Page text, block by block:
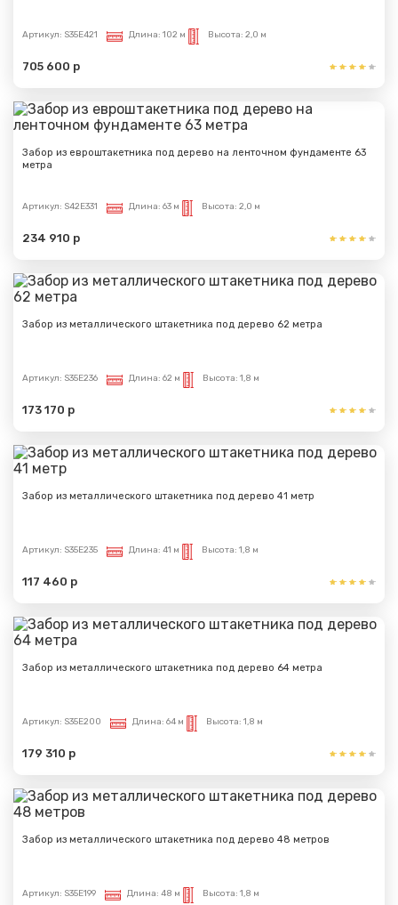
Артикул: S35E421 Длина: 102 м Высота: 2,0 м
705 600 р
Забор из евроштакетника под дерево на ленточном фундаменте 63
метра
Артикул: S42E331 Длина: 63 м Высота: 2,0 м
234 910 р
Забор из металлического штакетника под дерево 62 метра
Артикул: S35E236 Длина: 62 м Высота: 1,8 м
173 170 р
Забор из металлического штакетника под дерево 41 метр
Артикул: S35E235 Длина: 41 м Высота: 1,8 м
117 460 р
Забор из металлического штакетника под дерево 64 метра
Артикул: S35E200 Длина: 64 м Высота: 1,8 м
179 310 р
Забор из металлического штакетника под дерево 48 метров
Артикул: S35E199 Длина: 48 м Высота: 1,8 м